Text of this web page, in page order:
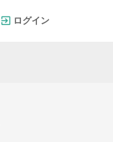
ログイン